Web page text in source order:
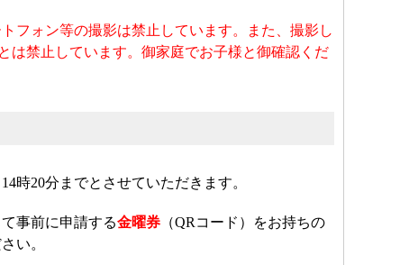
フォン等の撮影は禁止しています。また、撮影し
は禁止しています。御家庭でお子様と御確認くだ
時20分までとさせていただきます。
事前に申請する金曜券（QRコード）をお持ちの
い。